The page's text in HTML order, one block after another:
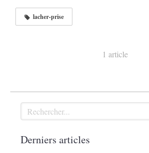
lacher-prise
1 article
Rechercher
Derniers articles